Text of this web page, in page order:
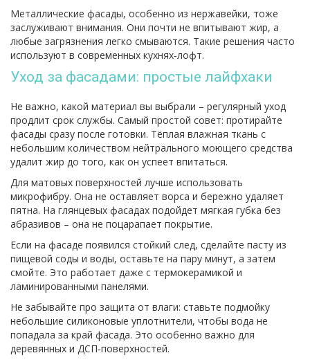
Металлические фасады, особенно из нержавейки, тоже
заслуживают внимания. Они почти не впитывают жир, а
любые загрязнения легко смываются. Такие решения часто
используют в современных кухнях‑лофт.
Уход за фасадами: простые лайфхаки
Не важно, какой материал вы выбрали – регулярный уход
продлит срок службы. Самый простой совет: протирайте
фасады сразу после готовки. Тёплая влажная ткань с
небольшим количеством нейтрального моющего средства
удалит жир до того, как он успеет впитаться.
Для матовых поверхностей лучше использовать
микрофибру. Она не оставляет ворса и бережно удаляет
пятна. На глянцевых фасадах подойдет мягкая губка без
абразивов – она не поцарапает покрытие.
Если на фасаде появился стойкий след, сделайте пасту из
пищевой соды и воды, оставьте на пару минут, а затем
смойте. Это работает даже с термокерамикой и
ламинированными панелями.
Не забывайте про защита от влаги: ставьте подмойку
небольшие силиконовые уплотнители, чтобы вода не
попадала за край фасада. Это особенно важно для
деревянных и ДСП‑поверхностей.